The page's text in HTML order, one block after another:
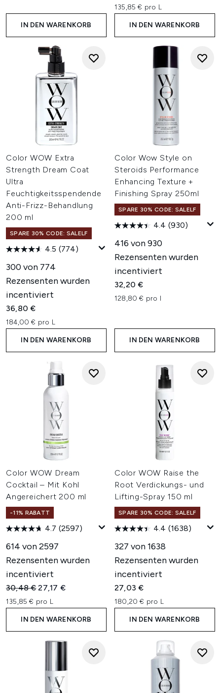
IN DEN WARENKORB
135,85 € pro L
IN DEN WARENKORB
Color WOW Extra
Strength Dream Coat
Ultra
Feuchtigkeitsspendende
Anti-Frizz-Behandlung
200 ml
SPARE 30% CODE: SALELF
4.5 (774)
300 von 774
Rezensenten wurden
incentiviert
36,80 €
184,00 € pro L
IN DEN WARENKORB
Color Wow Style on
Steroids Performance
Enhancing Texture +
Finishing Spray 250ml
SPARE 30% CODE: SALELF
4.4 (930)
416 von 930
Rezensenten wurden
incentiviert
32,20 €
128,80 € pro l
IN DEN WARENKORB
Color WOW Dream
Cocktail – Mit Kohl
Angereichert 200 ml
-11% RABATT
4.7 (2597)
614 von 2597
Rezensenten wurden
incentiviert
Unverbindliche Preisempfehlung:
30,48 €Aktueller Preis:
27,17 €
135,85 € pro L
IN DEN WARENKORB
Color WOW Raise the
Root Verdickungs- und
Lifting-Spray 150 ml
SPARE 30% CODE: SALELF
4.4 (1638)
327 von 1638
Rezensenten wurden
incentiviert
27,03 €
180,20 € pro L
IN DEN WARENKORB